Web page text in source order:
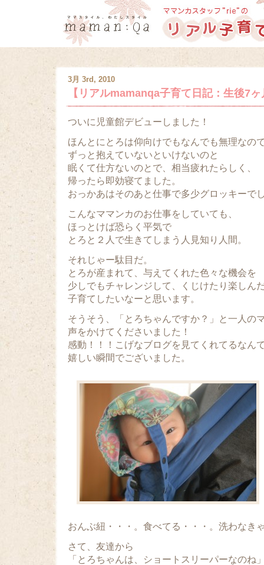
3月 3rd, 2010
【リアルmamanqa子育て日記：生後7
ついに児童館デビューしました！
ほんとにとろは仰向けでもなんでも無理なの
ずっと抱えていないといけないのと
眠くて仕方ないのとで、相当疲れたらしく、
帰ったら即効寝てました。
おっかあはそのあと仕事で多少グロッキーで
こんなママンカのお仕事をしていても、
ほっとけば恐らく平気で
とろと２人で生きてしまう人見知り人間。
それじゃー駄目だ。
とろが産まれて、与えてくれた色々な機会を
少しでもチャレンジして、くじけたり楽しん
子育てしたいなーと思います。
そうそう、「とろちゃんですか？」と一人の
声をかけてくださいました！
感動！！！こげなブログを見てくれてるなん
嬉しい瞬間でございました。
おんぶ紐・・・。食べてる・・・。洗わなき
さて、友達から
「とろちゃんは、ショートスリーパーなのね